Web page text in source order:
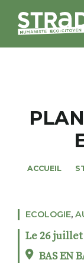
MAGAZINES
NOS
ALTER
ROSÉE DE
ACCUEIL
ECOLOGIE,
Le 26 juillet
BAS EN